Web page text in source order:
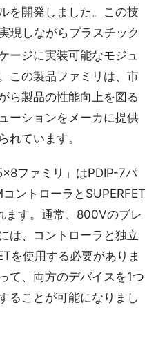
を開発しました。この技
現しながらプラスチック
ージに実装可能なモジュ
この製品ファミリは、市
ら製品の性能向上を図る
ーションをメーカに提供
れています。
ファミリ」はPDIP-7パ
ントローラとSUPERFET
ます。通常、800Vのブレ
は、コントローラと独立
を使用する必要がありま
て、両方のデバイスを1つ
ることが可能になりまし